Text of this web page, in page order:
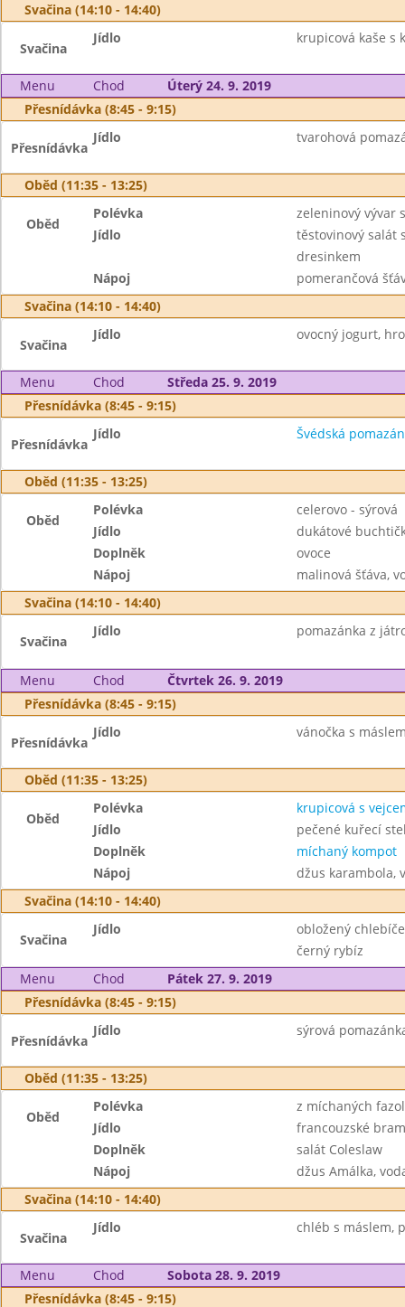
Svačina (14:10 - 14:40)
Svačina
Jídlo krupicová kaše s
Menu Chod
Úterý 24. 9. 2019
Přesnídávka (8:45 - 9:15)
Přesnídávka
Jídlo tvarohová
Oběd (11:35 - 13:25)
Oběd
Polévka
zeleninový vývar
Jídlo
těstovinový salát
dresinkem
Nápoj
pomerančová
Svačina (14:10 - 14:40)
Svačina
Jídlo ovocný jogurt,
Menu Chod
Středa 25. 9. 2019
Přesnídávka (8:45 - 9:15)
Přesnídávka
Jídlo Švédská
Oběd (11:35 - 13:25)
Oběd
Polévka
celerovo - sýrová
Jídlo
dukátové
Doplněk
ovoce
Nápoj
malinová šťáva,
Svačina (14:10 - 14:40)
Svačina
Jídlo pomazánka z
Menu Chod
Čtvrtek 26. 9. 2019
Přesnídávka (8:45 - 9:15)
Přesnídávka
Jídlo vánočka s
Oběd (11:35 - 13:25)
Oběd
Polévka
krupicová s
Jídlo
pečené kuřecí
Doplněk
míchaný kompot
Nápoj
džus karambola,
Svačina (14:10 - 14:40)
Svačina
Jídlo
obložený
černý rybíz
Menu
Chod
Pátek 27. 9. 2019
Přesnídávka (8:45 - 9:15)
Přesnídávka
Jídlo sýrová
Oběd (11:35 - 13:25)
Oběd
Polévka
z míchaných
Jídlo
francouzské
Doplněk
salát Coleslaw
Nápoj
džus Amálka,
Svačina (14:10 - 14:40)
Svačina
Jídlo chléb s máslem,
Menu Chod
Sobota 28. 9. 2019
Přesnídávka (8:45 - 9:15)